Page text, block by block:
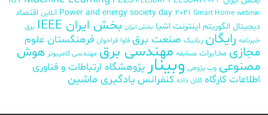
Power and energy society day 2021 Smart Home webinar آنلاین اقتصاد
دیجیتال الگوریتم اینترنت اشیا بخش ایران بخش ایران IEEE
برق
خبرنامه رایگان رباتیک صنعت برق فاوا فراخوان فرهنگستان علوم
مجازی مخابرات مسابقه مهندسی برق مهندسی کامپیوتر هوش
مصنوعی وب پژوهی وبینارپژوهشگاه ارتباطات و فناوری
اطلاعات کارگاه کلان داده کنفرانس یادگیری ماشین